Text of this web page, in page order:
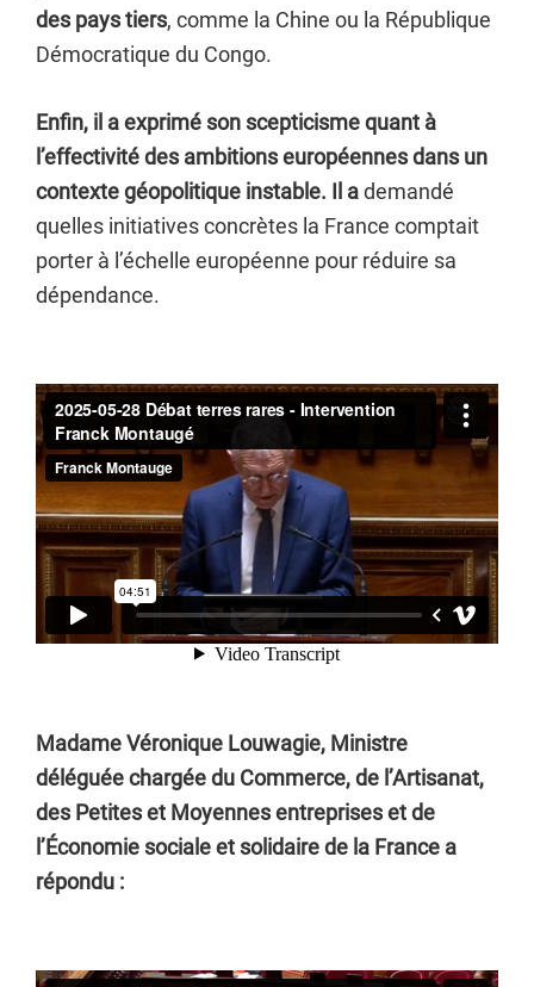
des pays tiers, comme la Chine ou la République
Démocratique du Congo.
Enfin, il a exprimé son scepticisme quant à
l’effectivité des ambitions européennes dans un
contexte géopolitique instable. Il ademandé
quelles initiatives concrètes la France comptait
porter à l’échelle européenne pour réduire sa
dépendance.
Madame Véronique Louwagie, Ministre
déléguée chargée du Commerce, de l’Artisanat,
des Petites et Moyennes entreprises et de
l’Économie sociale et solidaire de la France a
répondu :